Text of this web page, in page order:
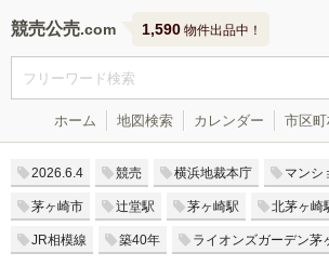
競売公売 1,590 物件出品中！
ホーム 地図検索 カレンダー 市区町
2026.6.4 競売 横浜地裁本庁 マンシ
茅ヶ崎市 辻堂駅 茅ヶ崎駅 北茅ヶ崎
JR相模線 築40年 ライオンズガーデン茅